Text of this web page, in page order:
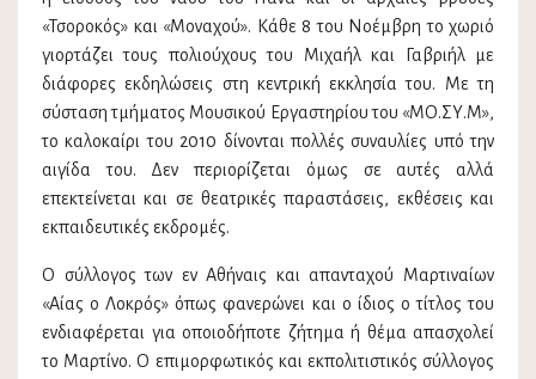
«Τσοροκός» και «Μοναχού». Κάθε 8 του Νοέμβρη το χωριό
γιορτάζει τους πολιούχους του Μιχαήλ και Γαβριήλ με
διάφορες εκδηλώσεις στη κεντρική εκκλησία του. Με τη
σύσταση τμήματος Μουσικού Εργαστηρίου του «ΜΟ.ΣΥ.Μ»,
το καλοκαίρι του 2010 δίνονται πολλές συναυλίες υπό την
αιγίδα του. Δεν περιορίζεται όμως σε αυτές αλλά
επεκτείνεται και σε θεατρικές παραστάσεις, εκθέσεις και
εκπαιδευτικές εκδρομές.
Ο σύλλογος των εν Αθήναις και απανταχού Μαρτιναίων
«Αίας ο Λοκρός» όπως φανερώνει και ο ίδιος ο τίτλος του
ενδιαφέρεται για οποιοδήποτε ζήτημα ή θέμα απασχολεί
το Μαρτίνο. Ο επιμορφωτικός και εκπολιτιστικός σύλλογος